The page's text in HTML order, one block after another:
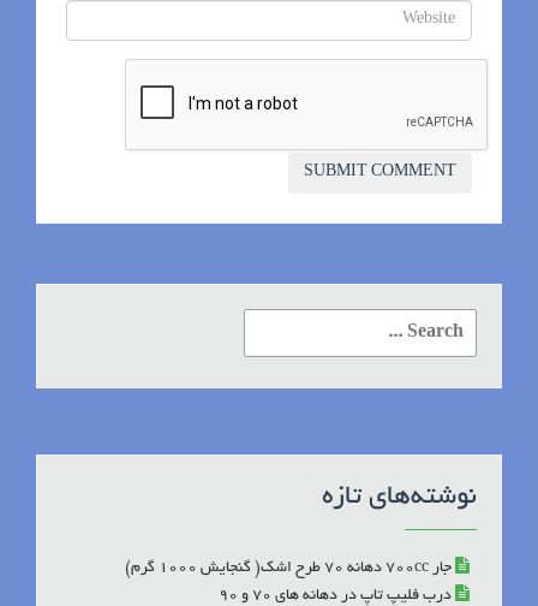
Search
نوشته‌های تازه
جار 700cc دهانه 70 طرح اشک( گنجایش 1000 گرم)
درب فلیپ تاپ در دهانه های 70 و 90